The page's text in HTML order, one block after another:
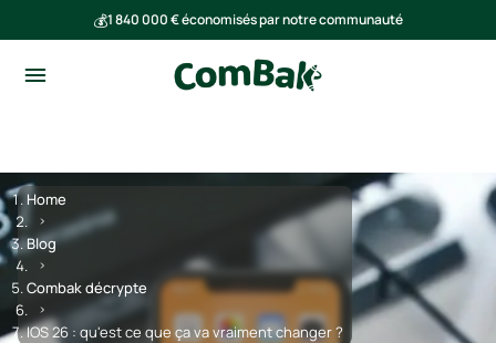
💰1 840 000 € économisés par notre communauté
Home
Blog
Combak décrypte
IOS 26 : qu'est ce que ça va vraiment changer ?